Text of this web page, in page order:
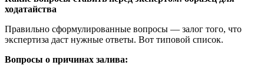
ходатайства
Правильно сформулированные вопросы — залог того, что
экспертиза даст нужные ответы. Вот типовой список.
Вопросы о причинах залива: